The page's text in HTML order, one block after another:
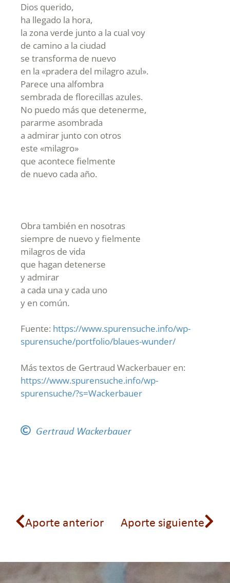
Dios querido,
ha llegado la hora,
la zona verde junto a la cual voy
de camino a la ciudad
se transforma de nuevo
en la «pradera del milagro azul».
Parece una alfombra
sembrada de florecillas azules.
No puedo más que detenerme,
pararme asombrada
a admirar junto con otros
este «milagro»
que acontece fielmente
de nuevo cada año.
Obra también en nosotras
siempre de nuevo y fielmente
milagros de vida
que hagan detenerse
y admirar
a cada una y cada uno
y en común.
Fuente: https://www.spurensuche.info/wp-
spurensuche/portfolio/blaues-wunder/
Más textos de Gertraud Wackerbauer en:
https://www.spurensuche.info/wp-
spurensuche/?s=Wackerbauer
Gertraud Wackerbauer
Aporte anterior Aporte siguiente